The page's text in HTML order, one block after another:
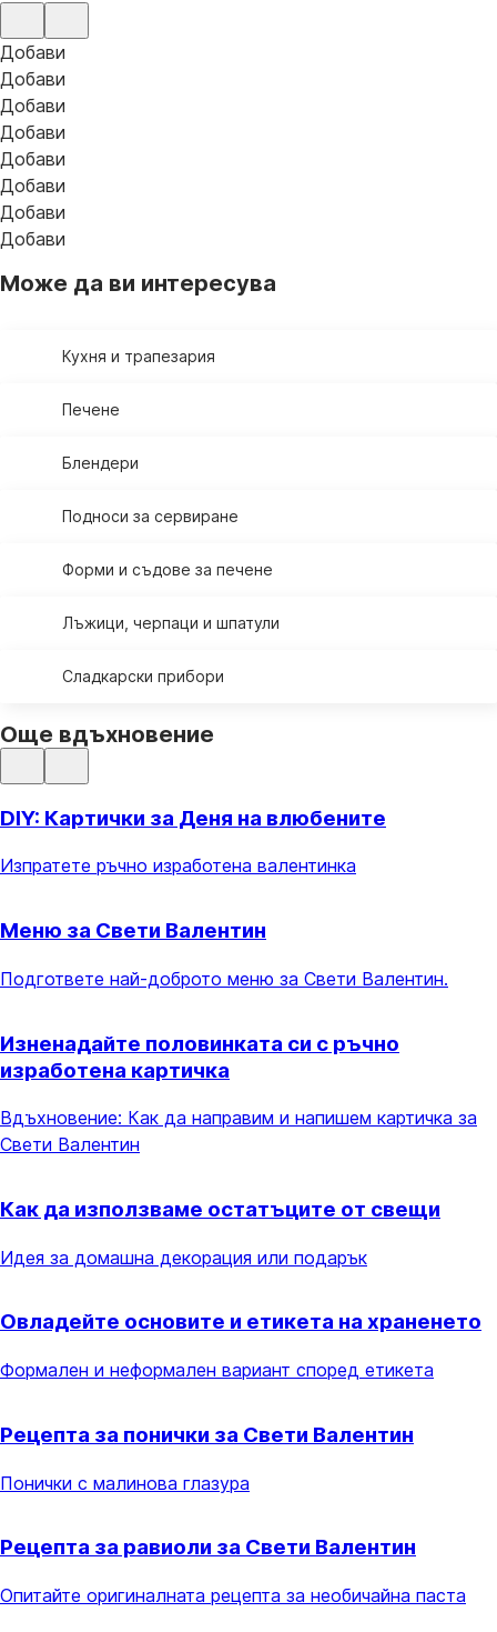
Добави
Добави
Добави
Добави
Добави
Добави
Добави
Добави
Може да ви интересува
Кухня и трапезария
Печене
Блендери
Подноси за сервиране
Форми и съдове за печене
Лъжици, черпаци и шпатули
Сладкарски прибори
Още вдъхновение
DIY: Картички за Деня на влюбените
Изпратете ръчно изработена валентинка
Меню за Свети Валентин
Подгответе най-доброто меню за Свети Валентин.
Изненадайте половинката си с ръчно
изработена картичка
Вдъхновение: Как да направим и напишем картичка за
Свети Валентин
Как да използваме остатъците от свещи
Идея за домашна декорация или подарък
Овладейте основите и етикета на храненето
Формален и неформален вариант според етикета
Рецепта за понички за Свети Валентин
Понички с малинова глазура
Рецепта за равиоли за Свети Валентин
Опитайте оригиналната рецепта за необичайна паста